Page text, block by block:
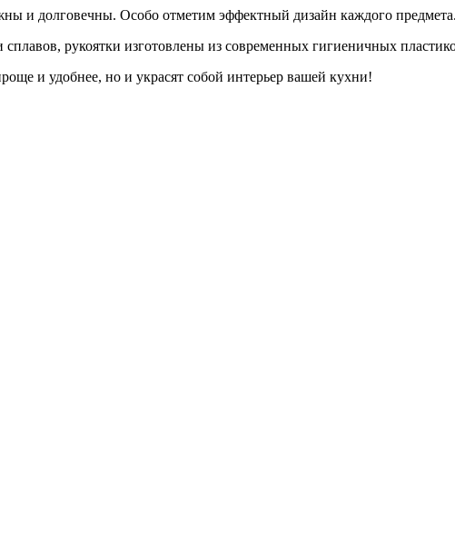
и долговечны. Особо отметим эффектный дизайн каждого предмета.
рукоятки изготовлены из современных гигиеничных
и удобнее, но и украсят собой интерьер вашей кухни!